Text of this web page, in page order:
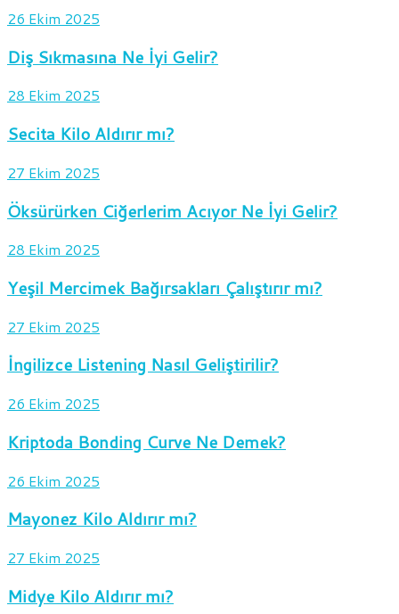
26 Ekim 2025
Diş Sıkmasına Ne İyi Gelir?
28 Ekim 2025
Secita Kilo Aldırır mı?
27 Ekim 2025
Öksürürken Ciğerlerim Acıyor Ne İyi Gelir?
28 Ekim 2025
Yeşil Mercimek Bağırsakları Çalıştırır mı?
27 Ekim 2025
İngilizce Listening Nasıl Geliştirilir?
26 Ekim 2025
Kriptoda Bonding Curve Ne Demek?
26 Ekim 2025
Mayonez Kilo Aldırır mı?
27 Ekim 2025
Midye Kilo Aldırır mı?